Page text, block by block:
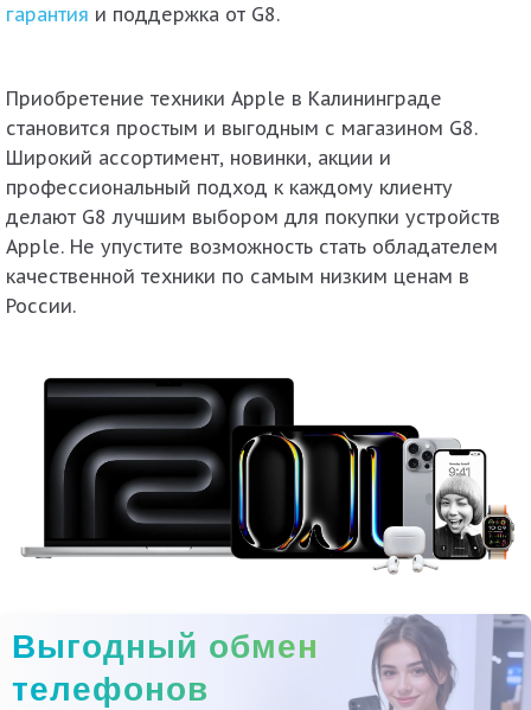
гарантия и поддержка от G8.
Приобретение техники Apple в Калининграде
становится простым и выгодным с магазином G8.
Широкий ассортимент, новинки, акции и
профессиональный подход к каждому клиенту
делают G8 лучшим выбором для покупки устройств
Apple. Не упустите возможность стать обладателем
качественной техники по самым низким ценам в
России.
Выгодный обмен
телефонов